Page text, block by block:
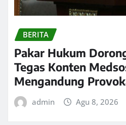
BERITA
Pakar Hukum
Tegas Konten
Mengandung
admin Agu 8, 2026